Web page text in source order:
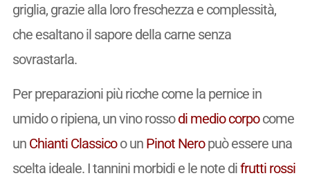
griglia, grazie alla loro freschezza e complessità,
che esaltano il sapore della carne senza
sovrastarla.
Per preparazioni più ricche come la pernice in
umido o ripiena, un vino rossodi medio corpocome
un Chianti Classicoo un Pinot Neropuò essere una
scelta ideale. I tannini morbidi e le note difrutti rossi